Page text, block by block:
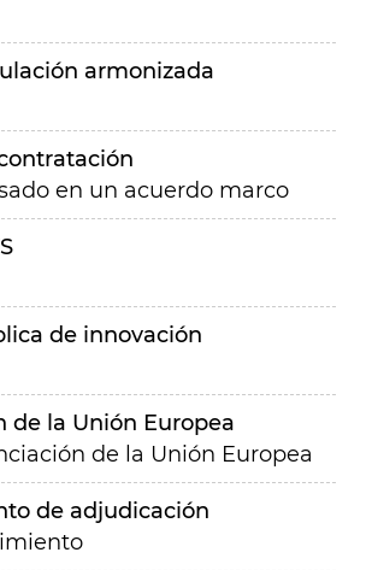
armonizada
en un acuerdo marco
de innovación
de la Unión Europea
de la Unión Europea
de adjudicación